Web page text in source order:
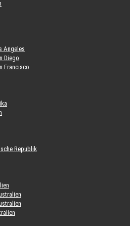
Angeles
Diego
Francisco
Republik